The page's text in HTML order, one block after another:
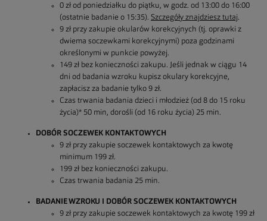
0 zł od poniedziałku do piątku, w godz. od 13:00 do 16:00
(ostatnie badanie o 15:35). Szczegóły znajdziesz tutaj.
9 zł przy zakupie okularów korekcyjnych (tj. oprawki z
dwiema soczewkami korekcyjnymi) poza godzinami
określonymi w punkcie powyżej.
149 zł bez konieczności zakupu. Jeśli jednak w ciągu 14
dni od badania wzroku kupisz okulary korekcyjne,
zapłacisz za badanie tylko 9 zł.
Czas trwania badania dzieci i młodzież (od 8 do 15 roku
życia)* 50 min, dorośli (od 16 roku życia) 25 min.
DOBÓR SOCZEWEK KONTAKTOWYCH
9 zł przy zakupie soczewek kontaktowych za kwotę
minimum 199 zł.
199 zł bez konieczności zakupu.
Czas trwania badania 25 min.
BADANIE WZROKU I DOBÓR SOCZEWEK KONTAKTOWYCH
9 zł przy zakupie soczewek kontaktowych za kwotę 199 zł